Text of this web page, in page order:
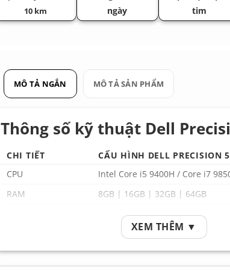
10 km
ngày
tim
MÔ TẢ NGẮN MÔ TẢ SẢN PHẨM
Thông số kỹ thuật Dell
CHI TIẾT
CẤU HÌNH DELL PRECISION
CPU
Intel Core i5 9400H / Core i7
RAM
8GB | 16GB | 32GB | 64GB
256GB | 512GB | 1TB | 2TB | 4TB
NVIDIA Quadro T1000 / T2000
Màn hình
15.6 Inch Full HD
XEM THÊM ▼